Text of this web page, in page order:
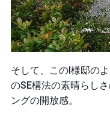
そして、このI様邸の
のSE構法の素晴らし
ングの開放感。